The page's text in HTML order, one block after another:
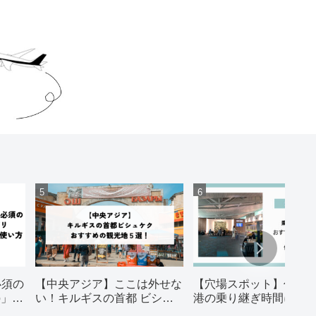
の
の
【中央アジア】ここは外せな
い！キルギスの首都 ビシュ
【穴場スポット】仁川
港の乗り継ぎ時間にお